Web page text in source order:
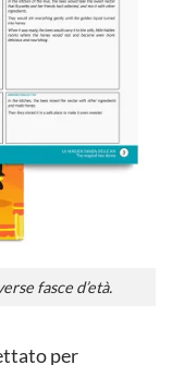
fasce d’età.
per